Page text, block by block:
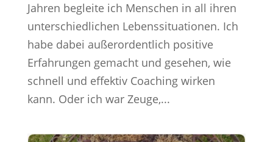
Jahren begleite ich Menschen in all ihren
unterschiedlichen Lebenssituationen. Ich
habe dabei außerordentlich positive
Erfahrungen gemacht und gesehen, wie
schnell und effektiv Coaching wirken
kann. Oder ich war Zeuge,...